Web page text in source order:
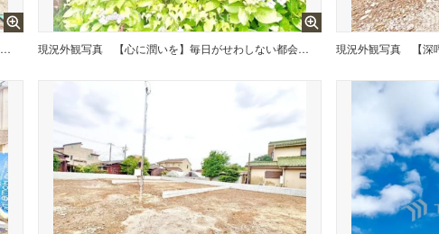
【光と影が織りなす美】時間ごとに表情を変える外観。柔らかな陽光が家族を包み込み、心地よい風が通り抜ける。都会の喧騒を忘れ、自分たちだけの贅沢な時を刻むための、静謐なる住まい。 現況外観写真 【心に潤いを】毎日がせわしない都会でゆっくりと流れる時間を感じたい 現況外観写真